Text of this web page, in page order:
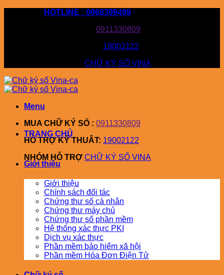
HOTLINE : 0968399499
0911330809
19002122
CHỮ KÝ SỐ VINA
Menu
MUA CHỮ KÝ SỐ : 0911330809
HỖ TRỢ KỸ THUÂT: 19002122
NHÓM HỖ TRỢ CHỮ KÝ SỐ VINA
TRANG CHỦ
Giới thiệu
Giới thiệu
Chính sách đối tác
Chứng thư số cá nhân
Chứng thư máy chủ
Chứng thư số phần mềm
Hệ thống xác thực PKI
Dịch vụ xác thực
Phần mềm bảo hiểm xã hội
Phần mềm Hóa Đơn Điện Tử